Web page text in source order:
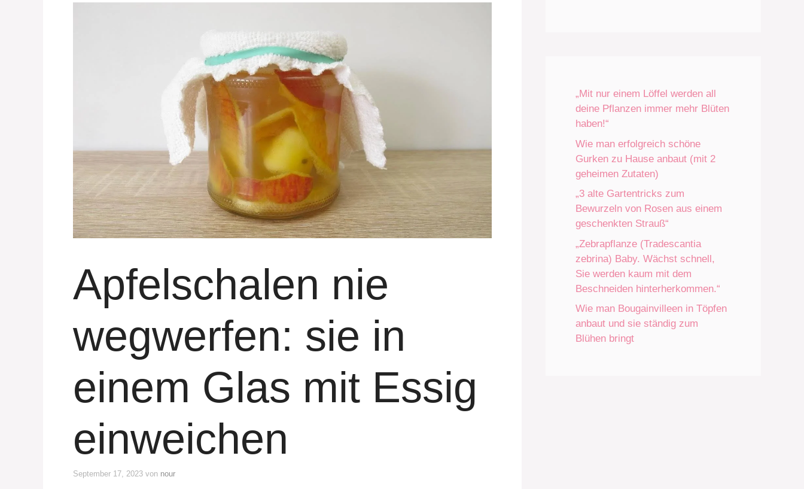
Apfelschalen nie
wegwerfen: sie in
einem Glas mit Essig
einweichen
September 17, 2023 von nour
„Mit nur einem Löffel werden all
deine Pflanzen immer mehr Blüten
haben!“
Wie man erfolgreich schöne
Gurken zu Hause anbaut (mit 2
geheimen Zutaten)
„3 alte Gartentricks zum
Bewurzeln von Rosen aus einem
geschenkten Strauß“
„Zebrapflanze (Tradescantia
zebrina) Baby. Wächst schnell,
Sie werden kaum mit dem
Beschneiden hinterherkommen.“
Wie man Bougainvilleen in Töpfen
anbaut und sie ständig zum
Blühen bringt